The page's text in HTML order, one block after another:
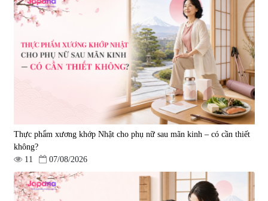
Viên uống bổ não Ribeto Shoji
57.920
1.450.000 đ
Viên nang uống cải thiện thị lực,
trí nhớ DHA + EPA + Flaxseed
Oil 30 viên/gói - Date 02/2027
|52.346
225.000 đ
Tẩy tế bào chết Nichiei Bussan
Nano NMN+ Peeling Gel
Viên uống hỗ trợ bền thành
mạch, ngừa tai biến Elastin Plus
Thực phẩm xương khớp Nhật cho phụ nữ sau mãn kinh – có cần thiết
không?
11
07/08/2026